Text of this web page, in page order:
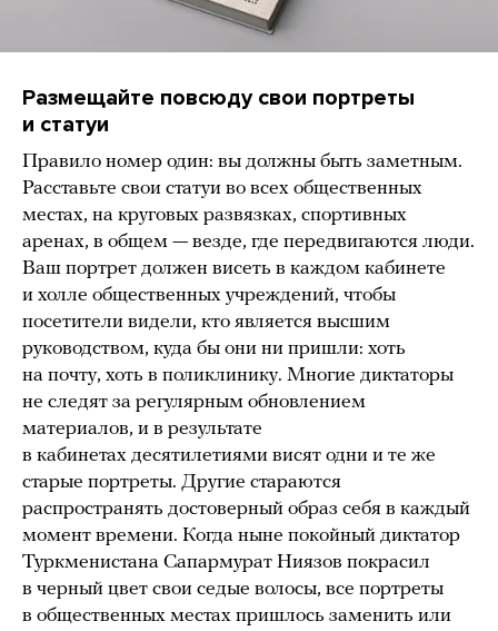
Размещайте повсюду свои портреты
и статуи
Правило номер один: вы должны быть заметным.
Расставьте свои статуи во всех общественных
местах, на круговых развязках, спортивных
аренах, в общем — везде, где передвигаются люди.
Ваш портрет должен висеть в каждом кабинете
и холле общественных учреждений, чтобы
посетители видели, кто является высшим
руководством, куда бы они ни пришли: хоть
на почту, хоть в поликлинику. Многие диктаторы
не следят за регулярным обновлением
материалов, и в результате
в кабинетах десятилетиями висят одни и те же
старые портреты. Другие стараются
распространять достоверный образ себя в каждый
момент времени. Когда ныне покойный диктатор
Туркменистана Сапармурат Ниязов покрасил
в черный цвет свои седые волосы, все портреты
в общественных местах пришлось заменить или